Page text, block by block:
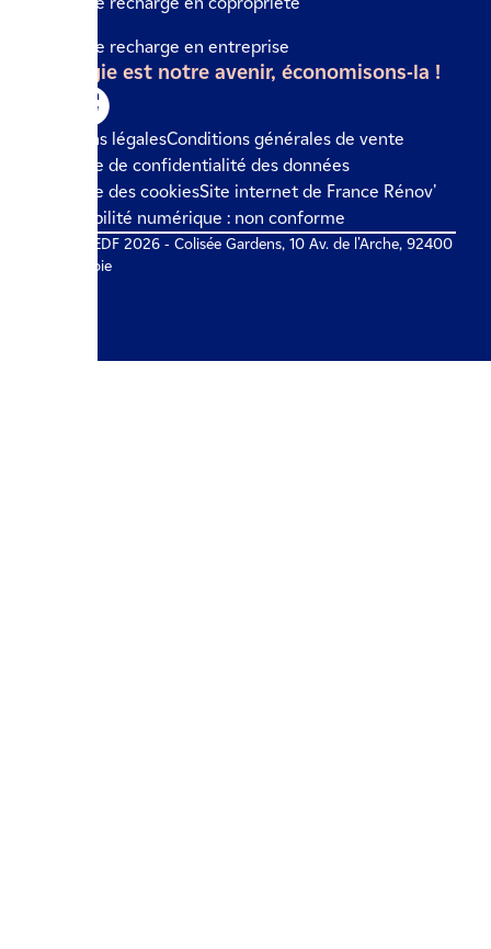
Borne de recharge en entreprise
L'énergie est notre avenir, économisons-la !
Mentions légalesConditions générales de vente
Politique de confidentialité des données
Politique des cookiesSite internet de France Rénov'
Accessibilité numérique : non conforme
© IZI by EDF 2026 - Colisée Gardens, 10 Av. de l'Arche, 92400
Courbevoie